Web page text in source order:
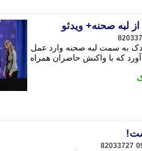
لبه صحنه+ ویدئو
به سمت لبه صحنه وارد عمل
که با واکنش حاضران همراه
82033727